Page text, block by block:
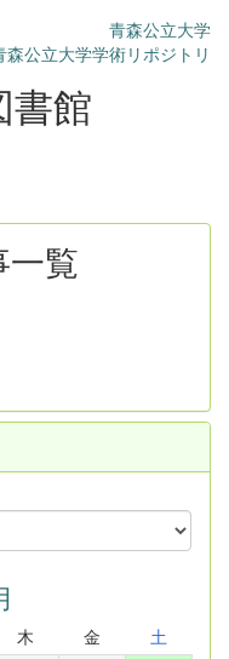
青森公立大学
森公立大学学術リポジトリ
館
覧
木 金 土